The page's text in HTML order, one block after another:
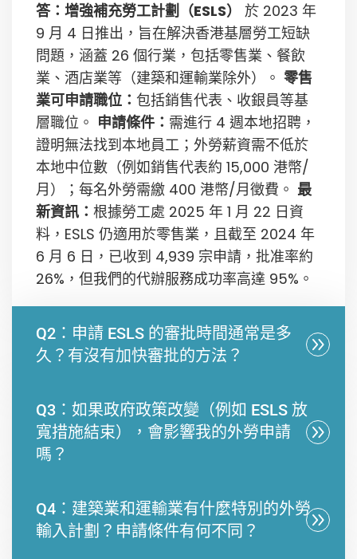
答：增強補充勞工計劃（ESLS）
於 2023 年
9 月 4 日推出，旨在解決香港基層勞工短缺
問題，涵蓋 26 個行業，包括零售業、餐飲
業、酒店業等（建築和運輸業除外）。 零售
業可申請職位： 包括銷售代表、收銀員等基
層職位。 申請條件： 需進行 4 週本地招聘，
證明無法找到本地員工；外勞薪資需不低於
本地中位數（例如銷售代表約 15,000 港幣/
月）；每名外勞需繳 400 港幣/月徵費。 最
新資訊： 根據勞工處 2025 年 1 月 22 日資
料，ESLS 仍適用於零售業，且截至 2024 年
6 月 6 日，已收到 4,939 宗申請，批准率約
26%，但我們的代辦服務成功率高達 95%。
Q2：申請 ESLS 的審批時間通常是多
久？有沒有加快審批的方法？
Q3：如果政府政策改變（例如 ESLS 放
寬措施結束），會影響我的外勞申請
嗎？
Q4：建築業和運輸業有什麼特別的外勞
輸入計劃？申請條件有何不同？